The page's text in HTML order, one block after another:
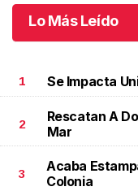
Lo Más Leído
1 Se Impacta
2
Rescatan A
Mar
3
Acaba
Colonia